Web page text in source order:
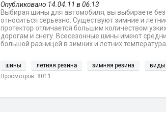
Опубликовано 14.04.11 в 06:13
Выбирая шины для автомобиля, вы выбираете
относиться серьезно. Существуют зимние и
протектор отличается большим количеством
дорогам и снегу. Всесезонные шины имеют
большой разницей в зимних и летних
шины летняя резина зимняя резина
виды
Просмотров: 8011